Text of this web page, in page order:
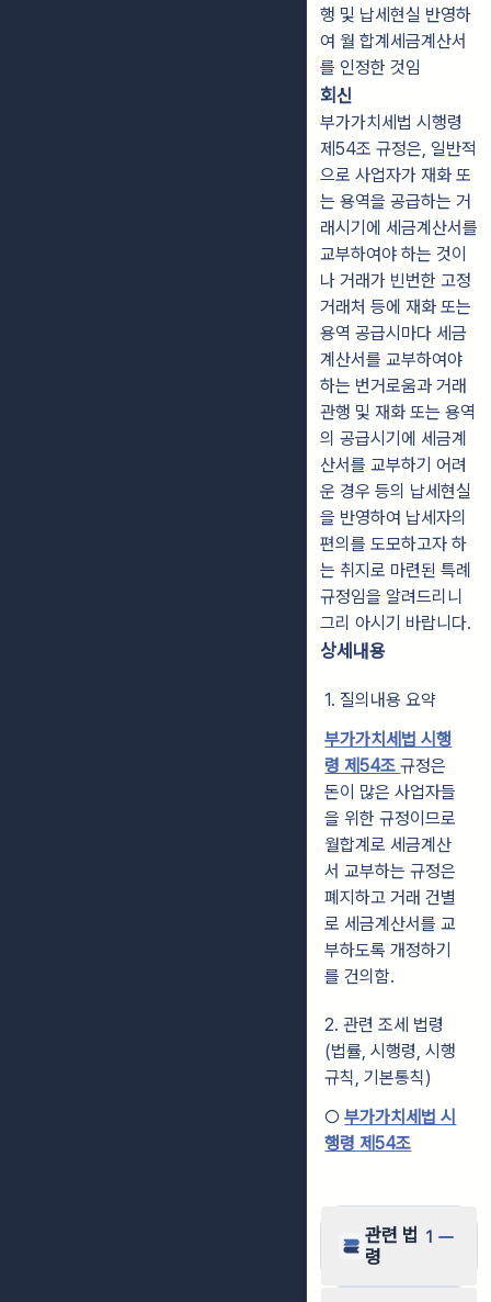
행 및 납세현실 반영하
여 월 합계세금계산서
를 인정한 것임
회신
부가가치세법 시행령
제54조 규정은, 일반적
으로 사업자가 재화 또
는 용역을 공급하는 거
래시기에 세금계산서를
교부하여야 하는 것이
나 거래가 빈번한 고정
거래처 등에 재화 또는
용역 공급시마다 세금
계산서를 교부하여야
하는 번거로움과 거래
관행 및 재화 또는 용역
의 공급시기에 세금계
산서를 교부하기 어려
운 경우 등의 납세현실
을 반영하여 납세자의
편의를 도모하고자 하
는 취지로 마련된 특례
규정임을 알려드리니
그리 아시기 바랍니다.
상세내용
1. 질의내용 요약
부가가치세법 시행
령 제54조규정은
돈이 많은 사업자들
을 위한 규정이므로
월합계로 세금계산
서 교부하는 규정은
폐지하고 거래 건별
로 세금계산서를 교
부하도록 개정하기
를 건의함.
2. 관련 조세 법령
(법률, 시행령, 시행
규칙, 기본통칙)
○부가가치세법 시
행령 제54조
관련 법
령
1